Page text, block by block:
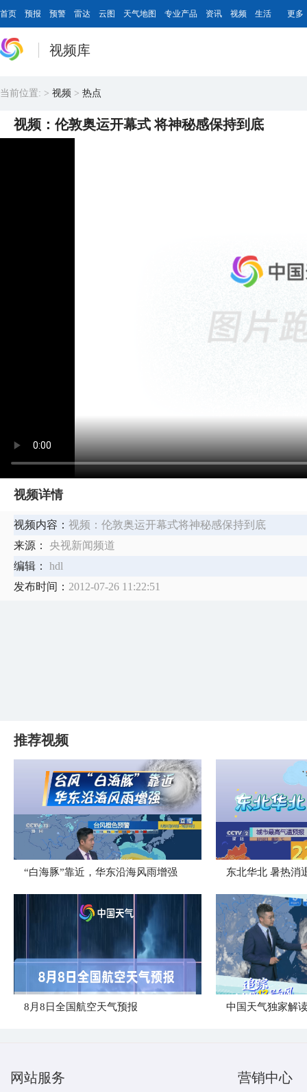
首页 预报 预警 雷达 云图 天气地图 专业产品 资讯 视频 生活 更多
视频库
当前位置: > 视频 > 热点
视频：伦敦奥运开幕式 将神秘感保持到底
视频详情
视频内容： 视频：伦敦奥运开幕式将神秘感保持到底
来源：
央视新闻频道
编辑：
hdl
发布时间： 2012-07-26 11:22:51
推荐视频
“白海豚”靠近，华东沿海风雨增强 东北华北 暑热消
8月8日全国航空天气预报 中国天气独家解
网站服务 营销中心